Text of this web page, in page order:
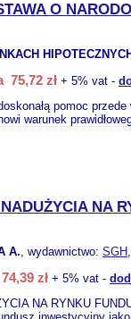
O
75,72 zł + 5% vat -
pomoc
warunek
NA
A., wydawnictwo: SGH
zł + 5% vat -
NA RYNKU